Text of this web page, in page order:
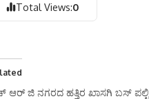
Total Views:0
ಆರ್ ಜಿ ನಗರದ ಹತ್ತಿರ ಖಾಸಗಿ ಬಸ್ ಪಲ್ಟಿ